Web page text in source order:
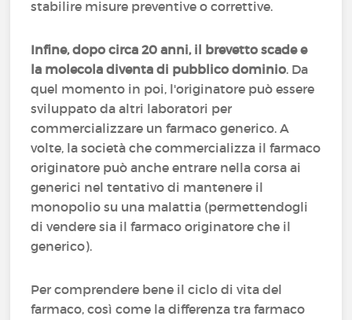
stabilire misure preventive o correttive.
Infine, dopo circa 20 anni, il brevetto scade e
la molecola diventa di pubblico dominio. Da
quel momento in poi, l'originatore può essere
sviluppato da altri laboratori per
commercializzare un farmaco generico. A
volte, la società che commercializza il farmaco
originatore può anche entrare nella corsa ai
generici nel tentativo di mantenere il
monopolio su una malattia (permettendogli
di vendere sia il farmaco originatore che il
generico).
Per comprendere bene il ciclo di vita del
farmaco, così come la differenza tra farmaco